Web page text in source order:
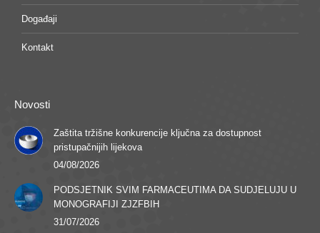
Događaji
Kontakt
Novosti
Zaštita tržišne konkurencije ključna za dostupnost
pristupačnijih lijekova
04/08/2026
PODSJETNIK SVIM FARMACEUTIMA DA SUDJELUJU U
MONOGRAFIJI ZJZFBIH
31/07/2026